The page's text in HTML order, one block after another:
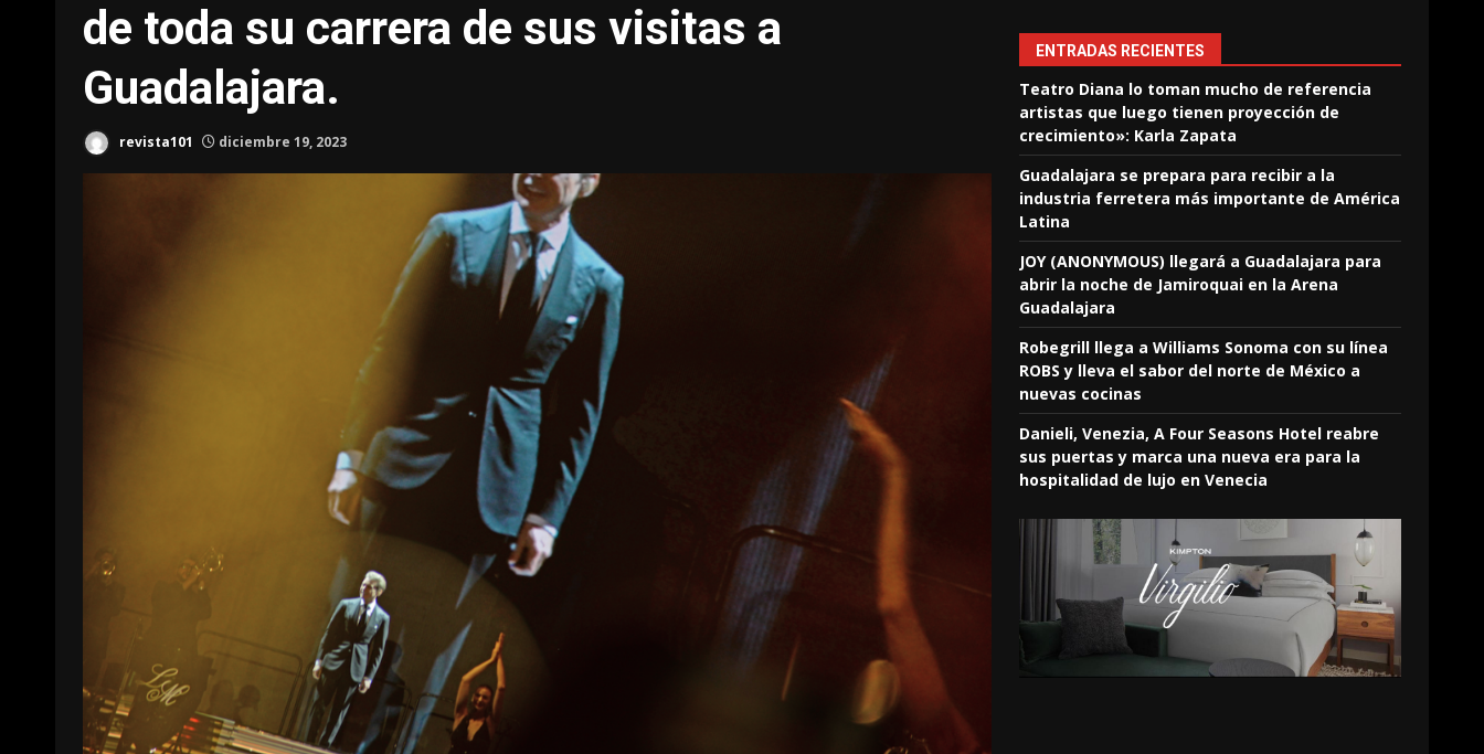
de toda su carrera de sus visitas a
Guadalajara.
revista101 diciembre 19, 2023
ENTRADAS RECIENTES
Teatro Diana lo toman mucho de referencia
artistas que luego tienen proyección de
crecimiento»: Karla Zapata
Guadalajara se prepara para recibir a la
industria ferretera más importante de América
Latina
JOY (ANONYMOUS) llegará a Guadalajara para
abrir la noche de Jamiroquai en la Arena
Guadalajara
Robegrill llega a Williams Sonoma con su línea
ROBS y lleva el sabor del norte de México a
nuevas cocinas
Danieli, Venezia, A Four Seasons Hotel reabre
sus puertas y marca una nueva era para la
hospitalidad de lujo en Venecia